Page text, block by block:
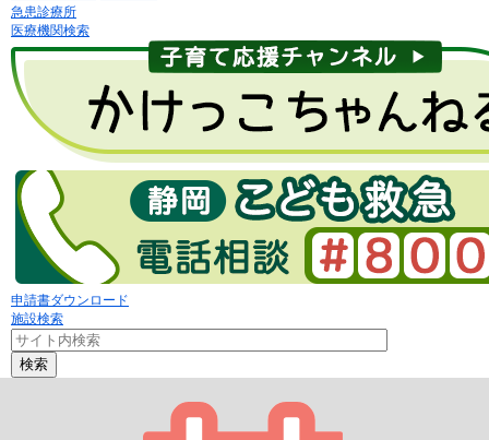
急患診療所
医療機関検索
申請書ダウンロード
施設検索
検索